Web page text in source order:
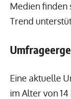
Medien finden
Trend
Eine aktuelle
im Alter von